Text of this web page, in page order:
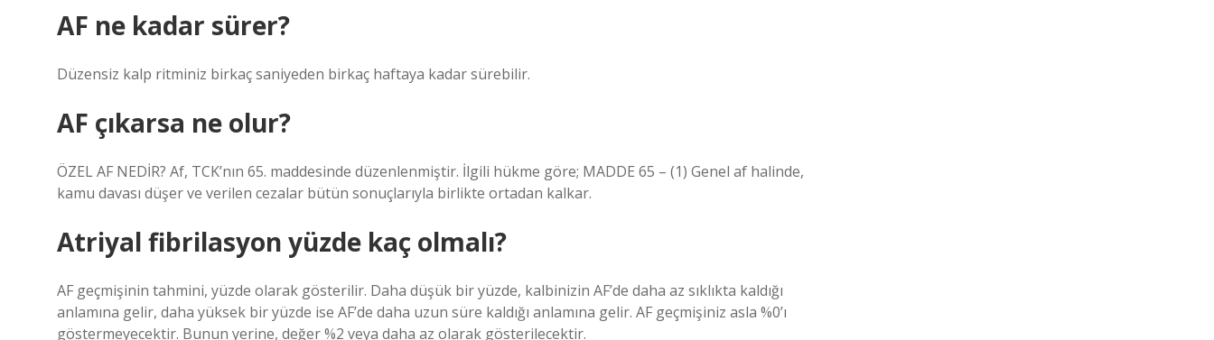
AF ne kadar sürer?
Düzensiz kalp ritminiz birkaç saniyeden birkaç haftaya kadar sürebilir.
AF çıkarsa ne olur?
ÖZEL AF NEDİR? Af, TCK’nın 65. maddesinde düzenlenmiştir. İlgili hükme göre; MADDE 65 – (1) Genel af halinde,
kamu davası düşer ve verilen cezalar bütün sonuçlarıyla birlikte ortadan kalkar.
Atriyal fibrilasyon yüzde kaç olmalı?
AF geçmişinin tahmini, yüzde olarak gösterilir. Daha düşük bir yüzde, kalbinizin AF’de daha az sıklıkta kaldığı
anlamına gelir, daha yüksek bir yüzde ise AF’de daha uzun süre kaldığı anlamına gelir. AF geçmişiniz asla %0’ı
göstermeyecektir. Bunun yerine, değer %2 veya daha az olarak gösterilecektir.